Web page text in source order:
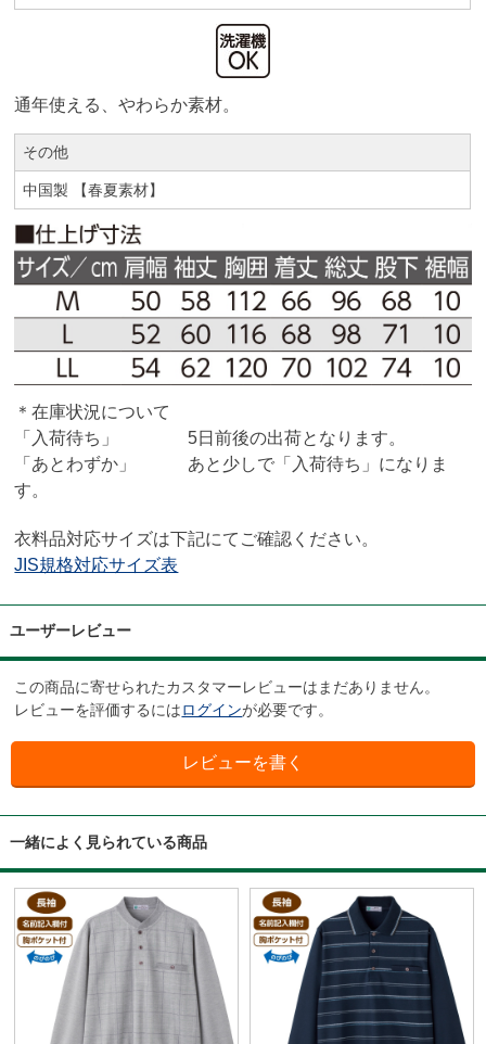
通年使える、やわらか素材。
その他
中国製 【春夏素材】
＊在庫状況について
「入荷待ち」 5日前後の出荷となります。
「あとわずか」 あと少しで「入荷待ち」になりま
す。
衣料品対応サイズは下記にてご確認ください。
JIS規格対応サイズ表
ユーザーレビュー
この商品に寄せられたカスタマーレビューはまだありません。
レビューを評価するにはログインが必要です。
一緒によく見られている商品